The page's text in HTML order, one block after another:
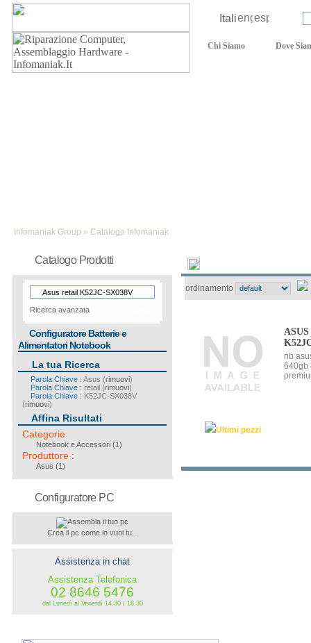
Chi Siamo Dove
Infomaniak Group » Catalogo Infomaniak
Catalogo Prodotti
Ricerca avanzata
Configuratore Batterie e
Alimentatori Notebook
La tua Ricerca
Parola Chiave: Asus (rimuovi)
Parola Chiave: retail (rimuovi)
Parola Chiave: K52JC-SX038V
(rimuovi)
Affina Risultati
Categorie
Notebook e Accessori(1)
Produttore:
Asus (1)
Configuratore PC
Crea il pc come lo vuoi tu...
Assistenza in chat
Assistenza Telefonica
02 8646 5476
dal Lunedì al Venerdì 14.30 / 18.30
ordinamento
Ultimi pezzi
nb
640gb